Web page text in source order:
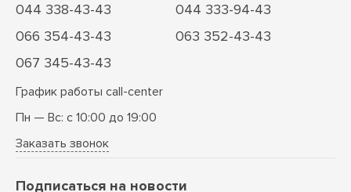
044 338-43-43
044 333-94-43
066 354-43-43
063 352-43-43
067 345-43-43
График работы call-center
Пн — Вс: с 10:00 до 19:00
Заказать звонок
Подписаться на новости